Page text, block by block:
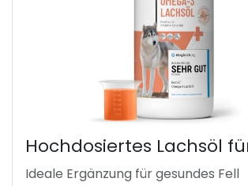
Hochdosiertes Lachsöl
Ideale Ergänzung für gesundes Fell